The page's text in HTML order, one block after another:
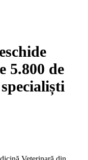
5.800 de